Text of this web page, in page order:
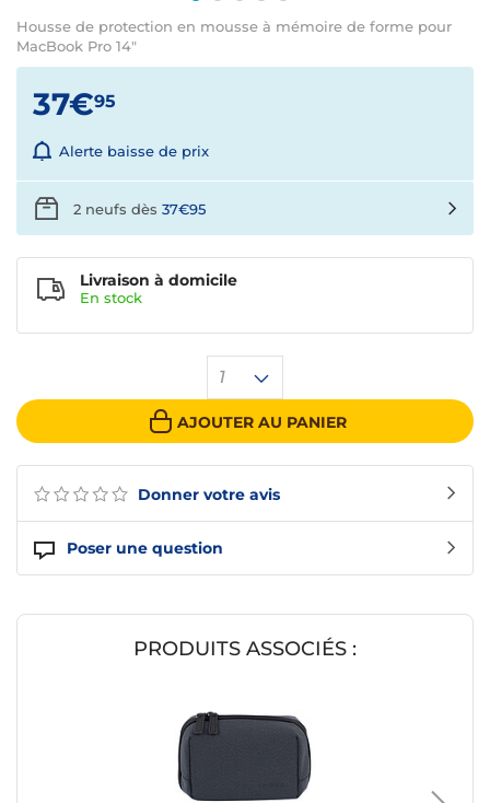
Housse de protection en mousse à mémoire de forme pour
MacBook Pro 14"
Donner votre avis
Poser une question
37€95
Alerte baisse de prix
1
AJOUTER AU PANIER
Livraison à domicile
En stock
2 neufs dès 37€95
PRODUITS ASSOCIÉS :